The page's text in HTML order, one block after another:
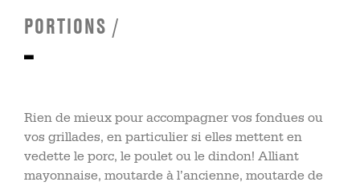
PORTIONS /
-
Rien de mieux pour accompagner vos fondues ou
vos grillades, en particulier si elles mettent en
vedette le porc, le poulet ou le dindon! Alliant
mayonnaise, moutarde à l’ancienne, moutarde de